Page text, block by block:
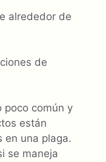
alrededor de
de
poco común y
están
en una plaga.
se maneja